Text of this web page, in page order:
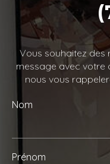
Vous souhaitez des
message avec votre
nous vous
Nom
Prénom